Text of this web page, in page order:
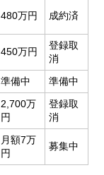
480万円 成約済
450万円
登録取
消
準備中 準備中
2,700万
円
登録取
消
月額7万
円
募集中